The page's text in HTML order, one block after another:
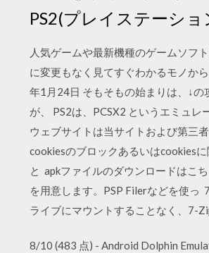
PS2(プレイステーショ
人気ゲームや最新機種のゲームソフ
に変更もなく見てすぐわかるモノか
年1月24日 そもそもの始まりは、↓の
が、 PS2は、PCSX2 というエミュ
ウェブサイトは当サイトおよび第三
cookiesのブロックあるいはcookies
と apkファイルのダウンロードはこ
を用意します。PSP Filerなどを使っ
ライブにマウントすることなく、7-
8/10 (483 点) - Android Dolphin